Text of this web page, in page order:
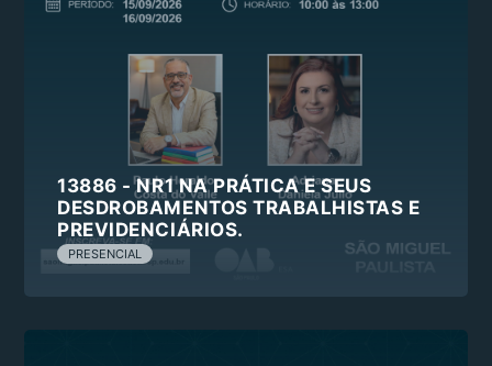
13886 - NR1 NA PRÁTICA E SEUS
DESDROBAMENTOS TRABALHISTAS E
PREVIDENCIÁRIOS.
PRESENCIAL